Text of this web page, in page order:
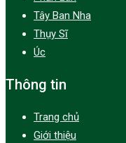
Tây Ban Nha
Thụy Sĩ
Úc
Thông tin
Trang chủ
Giới thiệu